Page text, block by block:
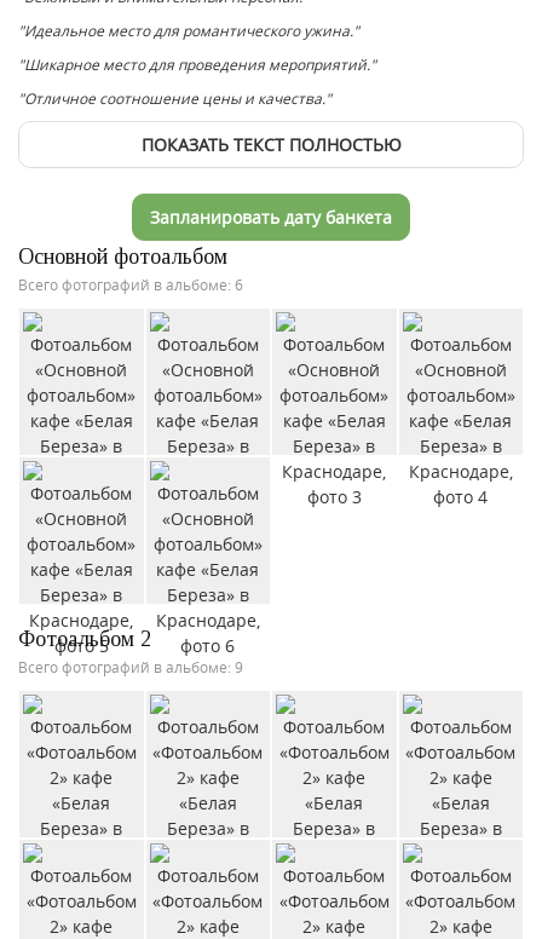
"Идеальное место для романтического ужина."
"Шикарное место для проведения мероприятий."
"Отличное соотношение цены и качества."
ПОКАЗАТЬ ТЕКСТ ПОЛНОСТЬЮ
Запланировать дату банкета
Основной фотоальбом
Всего фотографий в альбоме: 6
Фотоальбом 2
Всего фотографий в альбоме: 9